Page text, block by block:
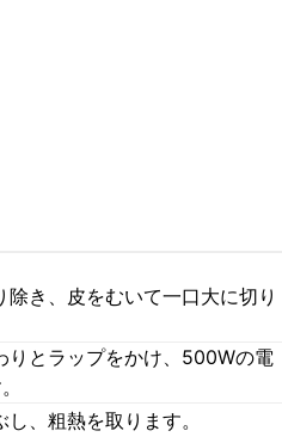
き、皮をむいて一口大に切り
りとラップをかけ、500Wの電
、粗熱を取ります。